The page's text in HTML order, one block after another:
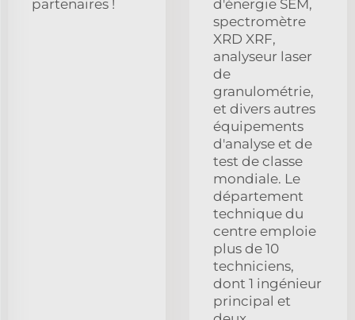
partenaires !
d'énergie SEM,
spectromètre
XRD XRF,
analyseur laser
de
granulométrie,
et divers autres
équipements
d'analyse et de
test de classe
mondiale. Le
département
technique du
centre emploie
plus de 10
techniciens,
dont 1 ingénieur
principal et